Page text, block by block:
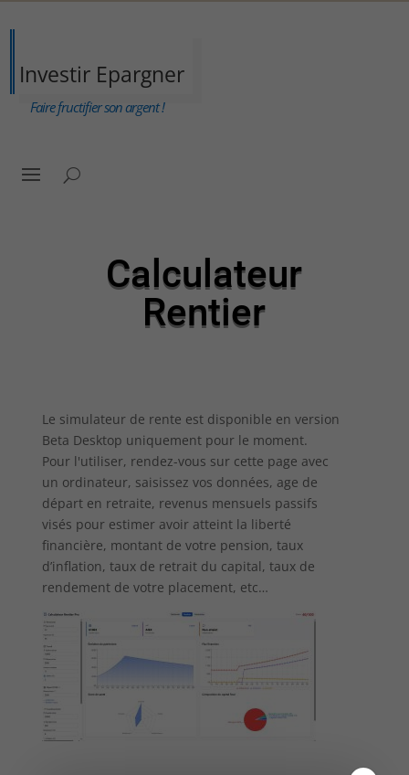
Investir Epargner
Faire fructifier son argent !
Calculateur
Rentier
Le simulateur de rente est disponible en version
Beta Desktop uniquement pour le moment.
Pour l'utiliser, rendez-vous sur cette page avec
un ordinateur, saisissez vos données, age de
départ en retraite, revenus mensuels passifs
visés pour estimer avoir atteint la liberté
financière, montant de votre pension, taux
d’inflation, taux de retrait du capital, taux de
rendement de votre placement, etc…